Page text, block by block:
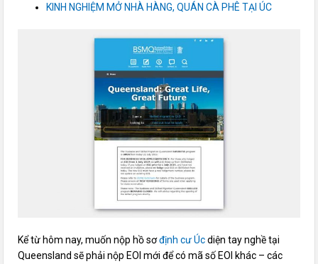
KINH NGHIỆM MỞ NHÀ HÀNG, QUÁN CÀ PHÊ TẠI ÚC
Kể từ hôm nay, muốn nộp hồ sơđịnh cư Úcdiện tay nghề tại
Queensland sẽ phải nộp EOI mới để có mã số EOI khác – các